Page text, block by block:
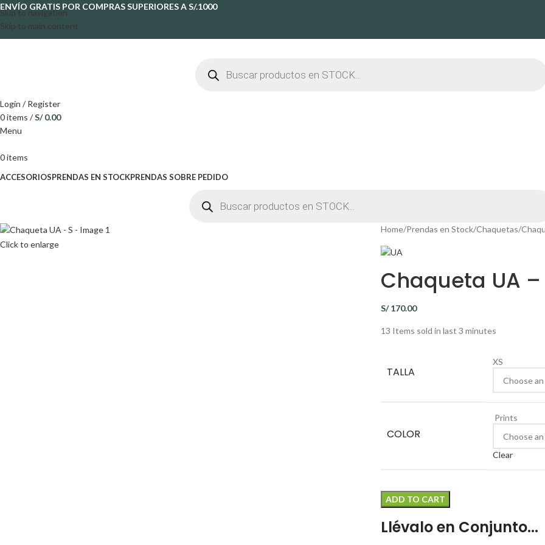
Skip to navigation
Skip to main content
ENVÍO GRATIS POR COMPRAS SUPERIORES A S/.1000
Login / Register
0items /S/0.00
Menu
0items
ACCESORIOSPRENDAS EN STOCKPRENDAS SOBRE PEDIDO
Click to enlarge
Home Prendas en Stock Chaquetas
Chaqueta UA –
S/170.00
13 Items sold in last 3 minutes
TALLA
XS
COLOR
Prints
Clear
ADD TO CART
Llévalo en Conjunto...